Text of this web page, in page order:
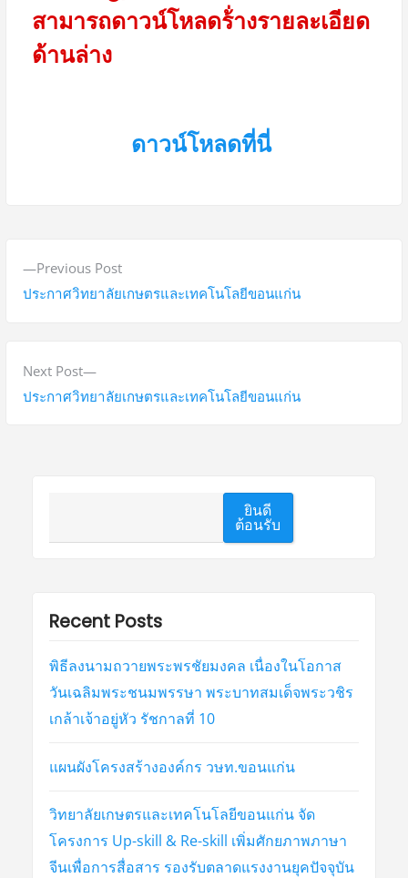
สามารถดาวน์โหลดร้่างรายละเอียด
ด้านล่าง
ดาวน์โหลดที่นี่
Previous Post
ประกาศวิทยาลัยเกษตรและเทคโนโลยีขอนแก่น
Next Post
ประกาศวิทยาลัยเกษตรและเทคโนโลยีขอนแก่น
ยินดี
ต้อนรับ
Recent Posts
พิธีลงนามถวายพระพรชัยมงคล เนื่องในโอกาส
วันเฉลิมพระชนมพรรษา พระบาทสมเด็จพระวชิร
เกล้าเจ้าอยู่หัว รัชกาลที่ 10
แผนผังโครงสร้างองค์กร วษท.ขอนแก่น
วิทยาลัยเกษตรและเทคโนโลยีขอนแก่น จัด
โครงการ Up-skill & Re-skill เพิ่มศักยภาพภาษา
จีนเพื่อการสื่อสาร รองรับตลาดแรงงานยุคปัจจุบัน